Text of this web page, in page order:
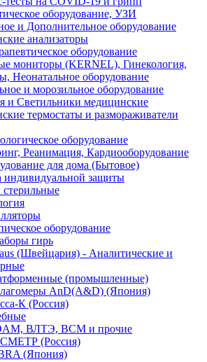
оборудование, УЗИ
и Дополнительное оборудование
анализаторы
оборудование
мониторы (KERNEL), Гинекология,
Неонатальное оборудование
и морозильное оборудование
и Светильники медицинские
термостаты и размораживатели
оборудование
Реанимация, Кардиооборудование
для дома (Бытовое)
индивидуальной защиты
оборудование
гирь
(Швейцария) - Аналитические и
(промышленные)
AnD(A&D) (Япония)
К (Россия)
ВЛТЭ, BCM и прочие
(Россия)
(Япония)